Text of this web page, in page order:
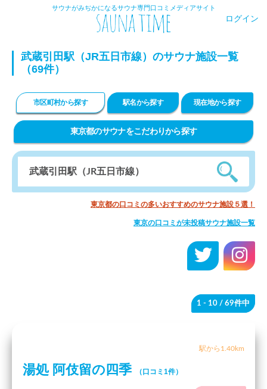
サウナがみぢかになるサウナ専門口コミメディアサイト
ログイン
武蔵引田駅（JR五日市線）のサウナ施設一覧
（69件）
市区町村から探す 駅名から探す 現在地から探す
東京都のサウナをこだわりから探す
東京都の口コミの多いおすすめのサウナ施設５選！
東京の口コミが未投稿サウナ施設一覧
1 - 10 / 69件中
駅から1.40km
湯処 阿伎留の四季 （口コミ1件）